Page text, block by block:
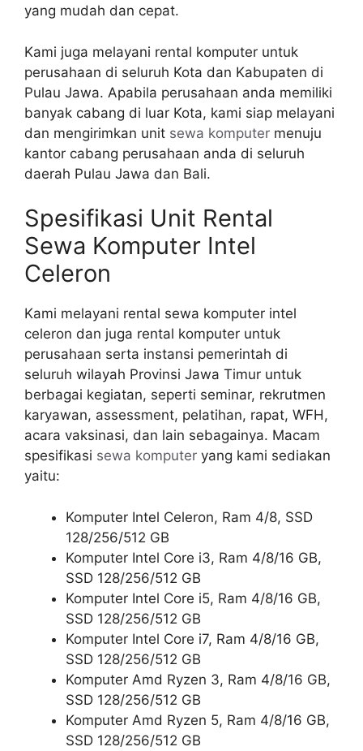
yang mudah dan cepat.
Kami juga melayani rental komputer untuk
perusahaan di seluruh Kota dan Kabupaten di
Pulau Jawa. Apabila perusahaan anda memiliki
banyak cabang di luar Kota, kami siap melayani
dan mengirimkan unit sewa komputer menuju
kantor cabang perusahaan anda di seluruh
daerah Pulau Jawa dan Bali.
Spesifikasi Unit Rental
Sewa Komputer Intel
Celeron
Kami melayani rental sewa komputer intel
celeron dan juga rental komputer untuk
perusahaan serta instansi pemerintah di
seluruh wilayah Provinsi Jawa Timur untuk
berbagai kegiatan, seperti seminar, rekrutmen
karyawan, assessment, pelatihan, rapat, WFH,
acara vaksinasi, dan lain sebagainya. Macam
spesifikasi sewa komputer yang kami sediakan
yaitu:
Komputer Intel Celeron, Ram 4/8, SSD
128/256/512 GB
Komputer Intel Core i3, Ram 4/8/16 GB,
SSD 128/256/512 GB
Komputer Intel Core i5, Ram 4/8/16 GB,
SSD 128/256/512 GB
Komputer Intel Core i7, Ram 4/8/16 GB,
SSD 128/256/512 GB
Komputer Amd Ryzen 3, Ram 4/8/16 GB,
SSD 128/256/512 GB
Komputer Amd Ryzen 5, Ram 4/8/16 GB,
SSD 128/256/512 GB